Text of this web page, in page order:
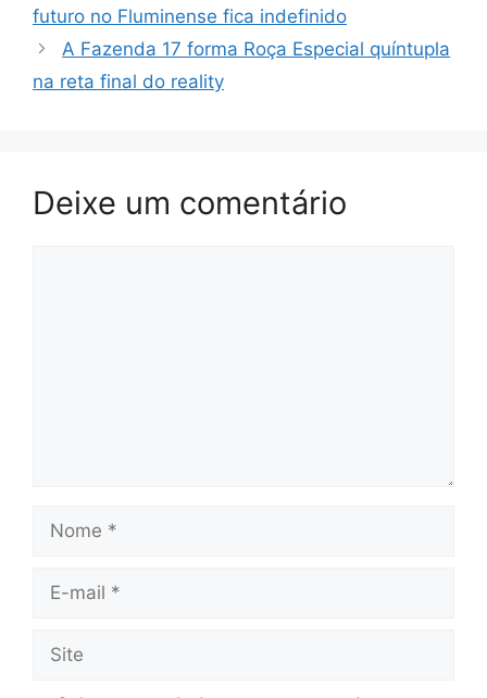
futuro no Fluminense fica indefinido
A Fazenda 17 forma Roça Especial quíntupla
na reta final do reality
Deixe um comentário
Nome
Site